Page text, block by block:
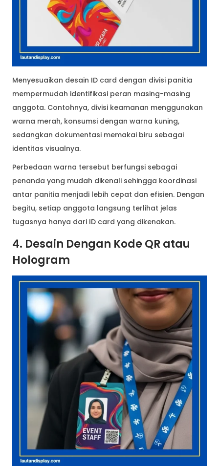
Menyesuaikan desain ID card dengan divisi panitia
mempermudah identifikasi peran masing-masing
anggota. Contohnya, divisi keamanan menggunakan
warna merah, konsumsi dengan warna kuning,
sedangkan dokumentasi memakai biru sebagai
identitas visualnya.
Perbedaan warna tersebut berfungsi sebagai
penanda yang mudah dikenali sehingga koordinasi
antar panitia menjadi lebih cepat dan efisien. Dengan
begitu, setiap anggota langsung terlihat jelas
tugasnya hanya dari ID card yang dikenakan.
4. Desain Dengan Kode QR atau
Hologram